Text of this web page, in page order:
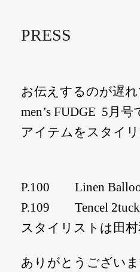
PRESS
お伝えするのが遅
men’s FUDGE 5月
アイテムをスタイ
P.100 Linen
P.109 Tencel 2tuck
スタイリストは田村
ありがとうございま